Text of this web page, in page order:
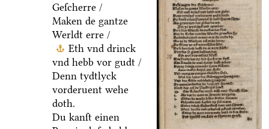
Geſcherre /
Maken de gantze
Werldt erre /
Eth vnd drinck
vnd hebb vor gudt /
Denn tydtlyck
vorderuent wehe
doth.
Du kanſt einen